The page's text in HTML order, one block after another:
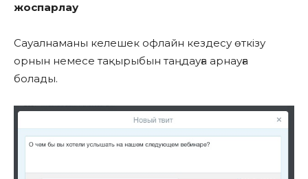
жоспарлау
Сауалнаманы келешек офлайн кездесу өткізу
орнын немесе тақырыбын таңдауға арнауға
болады.